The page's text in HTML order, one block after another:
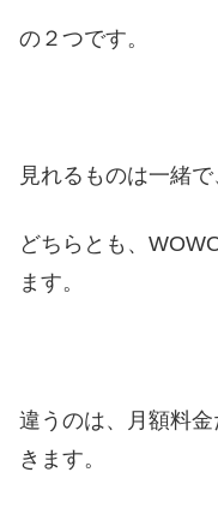
の２つです。
見れるものは一緒で
どちらとも、
ます。
違うのは、月額料
きます。